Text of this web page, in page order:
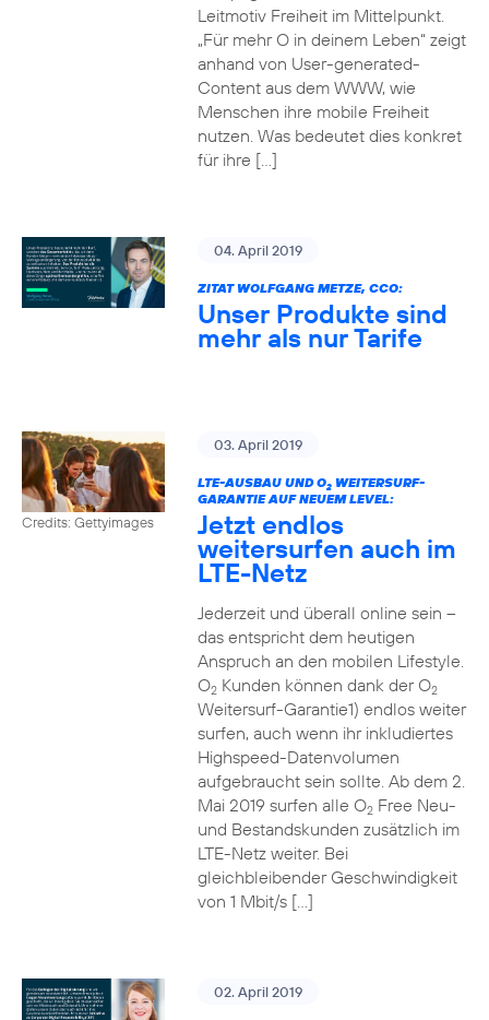
Leitmotiv Freiheit im Mittelpunkt.
„Für mehr O in deinem Leben“ zeigt
anhand von User-generated-
Content aus dem WWW, wie
Menschen ihre mobile Freiheit
nutzen. Was bedeutet dies konkret
für ihre […]
04. April 2019
ZITAT WOLFGANG METZE, CCO:
Unser Produkte sind
mehr als nur Tarife
Credits: Gettyimages
03. April 2019
LTE-AUSBAU UND O2WEITERSURF-
GARANTIE AUF NEUEM LEVEL:
Jetzt endlos
weitersurfen auch im
LTE-Netz
Jederzeit und überall online sein –
das entspricht dem heutigen
Anspruch an den mobilen Lifestyle.
O2Kunden können dank der O2
Weitersurf-Garantie1) endlos weiter
surfen, auch wenn ihr inkludiertes
Highspeed-Datenvolumen
aufgebraucht sein sollte. Ab dem 2.
Mai 2019 surfen alle O2Free Neu-
und Bestandskunden zusätzlich im
LTE-Netz weiter. Bei
gleichbleibender Geschwindigkeit
von 1 Mbit/s […]
02. April 2019